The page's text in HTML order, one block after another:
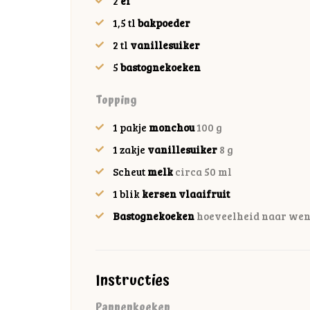
1,5 tl bakpoeder
2 tl vanillesuiker
5 bastognekoeken
Topping
1 pakje monchou100 g
1 zakje vanillesuiker 8 g
Scheut melk circa 50 ml
1 blik kersen vlaaifruit
Bastognekoeken hoeveelheid naar
Instructies